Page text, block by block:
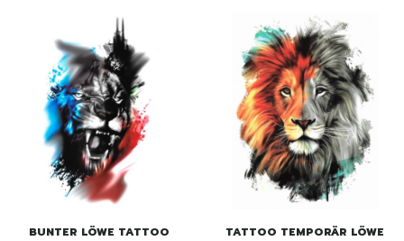
BUNTER LÖWE TATTOO TATTOO TEMPORÄR LÖWE